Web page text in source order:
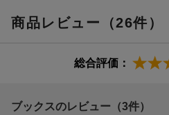
商品レビュー（26件）
総合評価：
ブックスのレビュー（3件）